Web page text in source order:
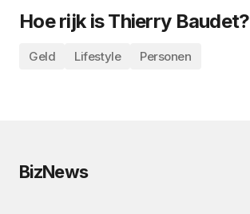
Hoe rijk is Thierry Baudet?
Geld Lifestyle Personen
BizNews